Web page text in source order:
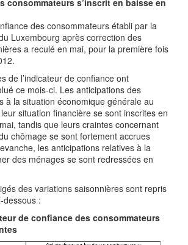
consommateurs s’inscrit en baisse en
des consommateurs établi par la
Luxembourg après correction des
a reculé en mai, pour la première fois
de l’indicateur de confiance ont
ce mois-ci. Les anticipations des
à la situation économique générale au
situation financière se sont inscrites en
tandis que leurs craintes concernant
chômage se sont fortement accrues
les anticipations relatives à la
des ménages se sont redressées en
des variations saisonnières sont repris
dessous :
de confiance des consommateurs